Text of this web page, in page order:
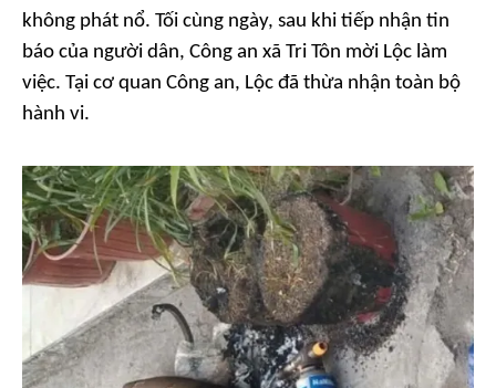
không phát nổ. Tối cùng ngày, sau khi tiếp nhận tin
báo của người dân, Công an xã Tri Tôn mời Lộc làm
việc. Tại cơ quan Công an, Lộc đã thừa nhận toàn bộ
hành vi.